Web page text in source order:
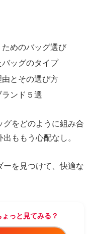
めのバッグ選び
バッグのタイプ
とその選び方
ンド５選
グをどのように組み合
ももう心配なし。
ーを見つけて、快適な
っと見てみる？